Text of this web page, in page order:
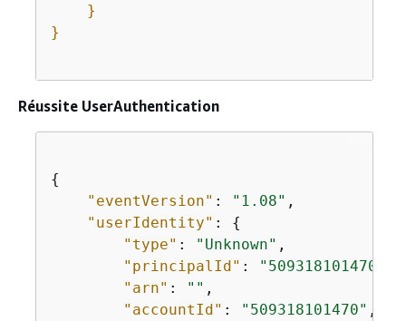
    }
}
Réussite UserAuthentication
{
"eventVersion" : "1.08" ,
"userIdentity" : {
"type" : "Unknown" ,
"principalId" : "509318101470"
"arn" : "" ,
"accountId" : "509318101470" ,